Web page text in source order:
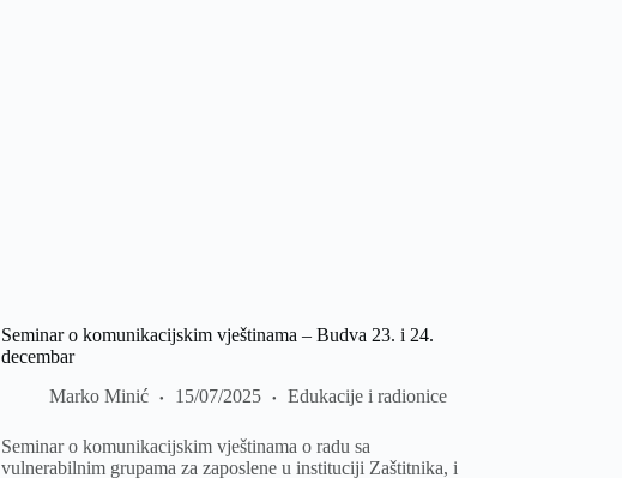
Seminar o komunikacijskim vještinama – Budva 23. i 24.
decembar
Marko Minić
15/07/2025 Edukacije i radionice
Seminar o komunikacijskim vještinama o radu sa
vulnerabilnim grupama za zaposlene u instituciji Zaštitnika, i